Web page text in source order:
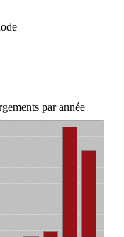
par année